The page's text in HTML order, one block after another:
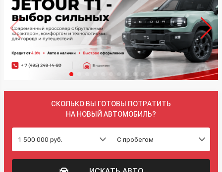
СКОЛЬКО ВЫ ГОТОВЫ ПОТРАТИТЬ
НА НОВЫЙ АВТОМОБИЛЬ?